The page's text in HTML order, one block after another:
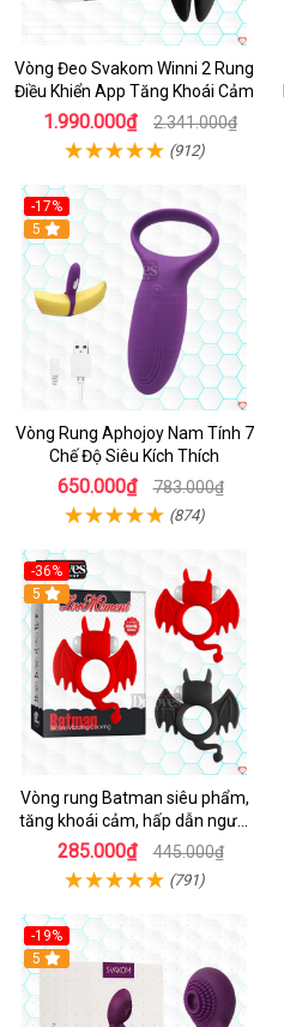
Vòng Đeo Svakom Winni 2 Rung
Điều Khiển App Tăng Khoái Cảm
1.990.000₫ 2.341.000₫
(912)
-17%
Hot
5
Vòng Rung Aphojoy Nam Tính 7
Chế Độ Siêu Kích Thích
650.000₫ 783.000₫
(874)
-36%
5
Vòng rung Batman siêu phẩm,
tăng khoái cảm, hấp dẫn người
dùng
285.000₫ 445.000₫
(791)
-19%
5